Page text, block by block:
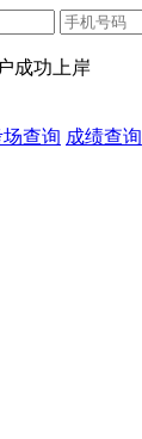
成功上岸
查询 成绩查询